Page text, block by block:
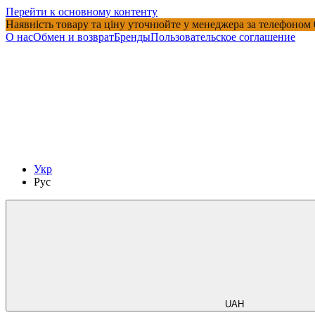
Перейти к основному контенту
Наявність товару та ціну уточнюйте у менеджера за телефоном
О насОбмен и возвратБрендыПользовательское соглашение
Укр
Рус
UAH